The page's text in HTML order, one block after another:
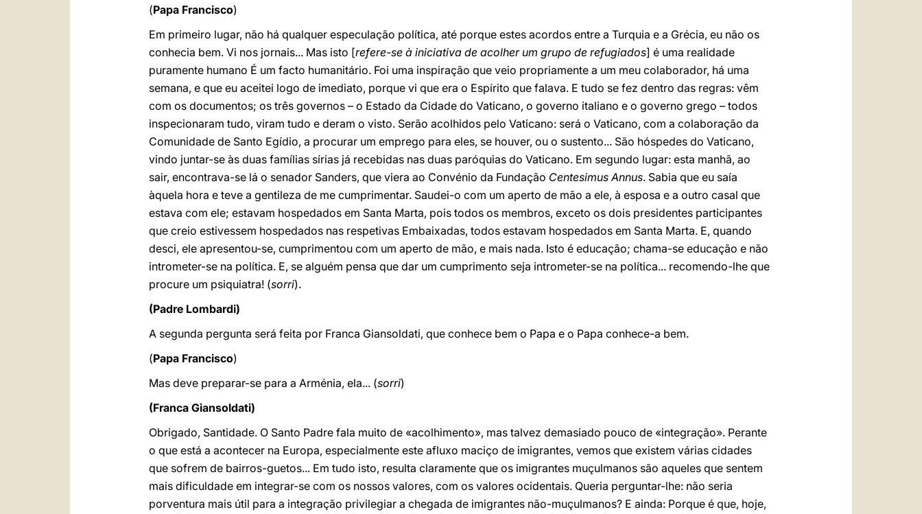
(Papa Francisco)
Em primeiro lugar, não há qualquer especulação política, até porque estes acordos entre a Turquia e a Grécia, eu não os
conhecia bem. Vi nos jornais... Mas isto [refere-se à iniciativa de acolher um grupo de refugiados] é uma realidade
puramente humano É um facto humanitário. Foi uma inspiração que veio propriamente a um meu colaborador, há uma
semana, e que eu aceitei logo de imediato, porque vi que era o Espírito que falava. E tudo se fez dentro das regras: vêm
com os documentos; os três governos – o Estado da Cidade do Vaticano, o governo italiano e o governo grego – todos
inspecionaram tudo, viram tudo e deram o visto. Serão acolhidos pelo Vaticano: será o Vaticano, com a colaboração da
Comunidade de Santo Egídio, a procurar um emprego para eles, se houver, ou o sustento... São hóspedes do Vaticano,
vindo juntar-se às duas famílias sírias já recebidas nas duas paróquias do Vaticano. Em segundo lugar: esta manhã, ao
sair, encontrava-se lá o senador Sanders, que viera ao Convénio da Fundação Centesimus Annus. Sabia que eu saía
àquela hora e teve a gentileza de me cumprimentar. Saudei-o com um aperto de mão a ele, à esposa e a outro casal que
estava com ele; estavam hospedados em Santa Marta, pois todos os membros, exceto os dois presidentes participantes
que creio estivessem hospedados nas respetivas Embaixadas, todos estavam hospedados em Santa Marta. E, quando
desci, ele apresentou-se, cumprimentou com um aperto de mão, e mais nada. Isto é educação; chama-se educação e não
intrometer-se na política. E, se alguém pensa que dar um cumprimento seja intrometer-se na política... recomendo-lhe que
procure um psiquiatra! (sorri).
(Padre Lombardi)
A segunda pergunta será feita por Franca Giansoldati, que conhece bem o Papa e o Papa conhece-a bem.
(Papa Francisco)
Mas deve preparar-se para a Arménia, ela... (sorri)
(Franca Giansoldati)
Obrigado, Santidade. O Santo Padre fala muito de «acolhimento», mas talvez demasiado pouco de «integração». Perante
o que está a acontecer na Europa, especialmente este afluxo maciço de imigrantes, vemos que existem várias cidades
que sofrem de bairros-guetos... Em tudo isto, resulta claramente que os imigrantes muçulmanos são aqueles que sentem
mais dificuldade em integrar-se com os nossos valores, com os valores ocidentais. Queria perguntar-lhe: não seria
porventura mais útil para a integração privilegiar a chegada de imigrantes não-muçulmanos? E ainda: Porque é que, hoje,